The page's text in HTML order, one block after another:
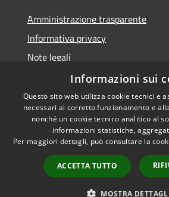
Amministrazione trasparente
Informativa privacy
Note legali
Dichiarazione di accessibilità
RSS
Accessibilità
Informazioni sui
Questo sito web utilizza cookie tecnici e
necessari al corretto funzionamento e
nonché un cookie tecnico analitico al
informazioni statistiche,
Per maggiori dettagli, può consultare la
ACCETTA TUTTO
MOSTRA